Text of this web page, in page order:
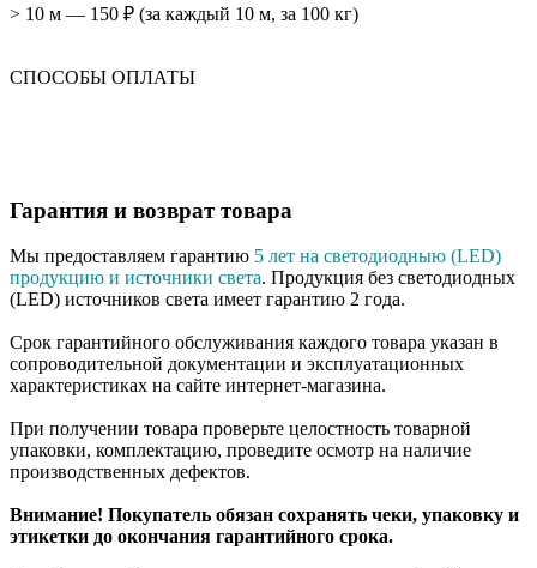
> 10 м — 150 ₽ (за каждый 10 м, за 100 кг)
СПОСОБЫ ОПЛАТЫ
Гарантия и возврат товара
Мы предоставляем гарантию 5 лет на светодиодныю (LED)
продукцию и источники света. Продукция без светодиодных
(LED) источников света имеет гарантию 2 года.
Срок гарантийного обслуживания каждого товара указан в
сопроводительной документации и эксплуатационных
характеристиках на сайте интернет-магазина.
При получении товара проверьте целостность товарной
упаковки, комплектацию, проведите осмотр на наличие
производственных дефектов.
Внимание! Покупатель обязан сохранять чеки, упаковку и
этикетки до окончания гарантийного срока.